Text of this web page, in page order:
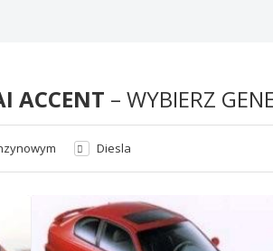
ACCENT – WYBIERZ
Diesla